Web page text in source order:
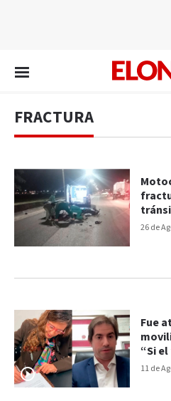
FRACTURA
26 de
11 de
Fue
“Si
será